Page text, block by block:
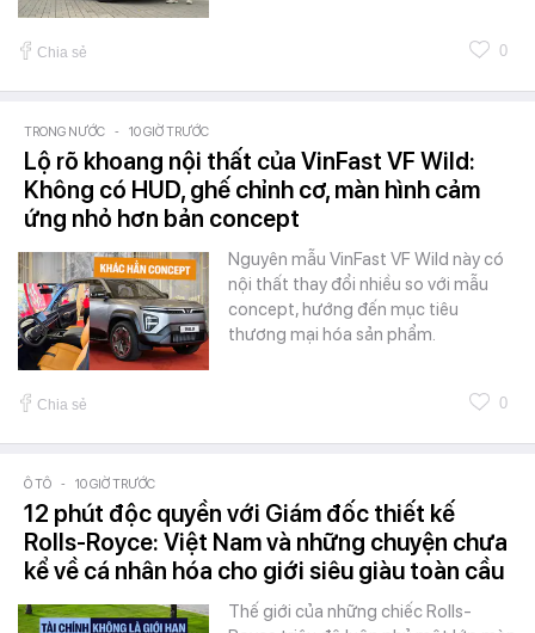
Chia sẻ 0
TRONG NƯỚC - 10 GIỜ TRƯỚC
Lộ rõ khoang nội thất của VinFast VF Wild:
Không có HUD, ghế chỉnh cơ, màn hình cảm
ứng nhỏ hơn bản concept
Nguyên mẫu VinFast VF Wild này có
nội thất thay đổi nhiều so với mẫu
concept, hướng đến mục tiêu
thương mại hóa sản phẩm.
Chia sẻ 0
Ô TÔ - 10 GIỜ TRƯỚC
12 phút độc quyền với Giám đốc thiết kế
Rolls-Royce: Việt Nam và những chuyện chưa
kể về cá nhân hóa cho giới siêu giàu toàn cầu
Thế giới của những chiếc Rolls-